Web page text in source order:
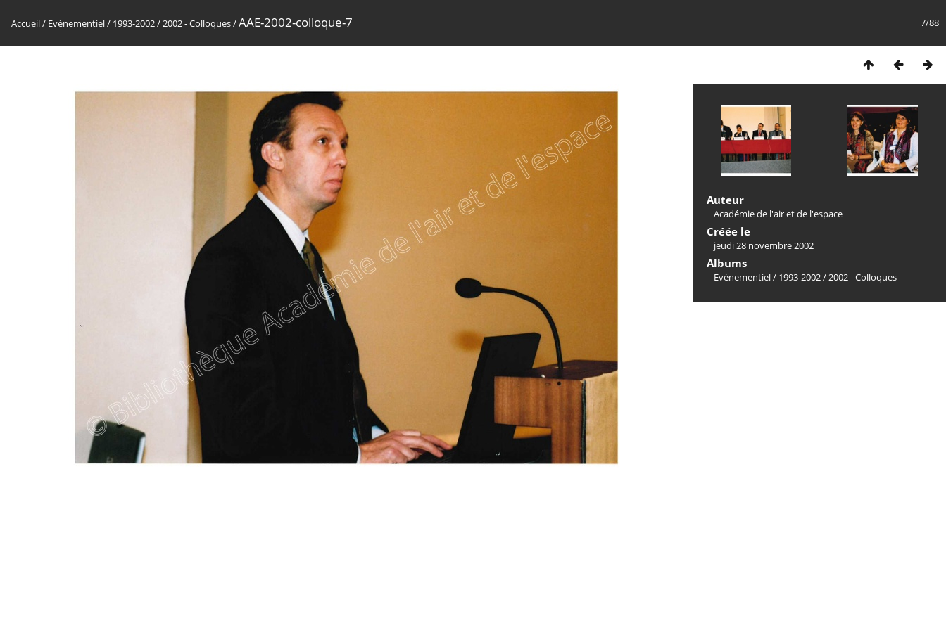
7/88
Accueil/ Evènementiel/ 1993-2002/2002 - Colloques/AAE-2002-colloque-7
Auteur
Académie de l'air et de l'espace
Créée le
jeudi 28 novembre 2002
Albums
Evènementiel/ 1993-2002/2002 - Colloques